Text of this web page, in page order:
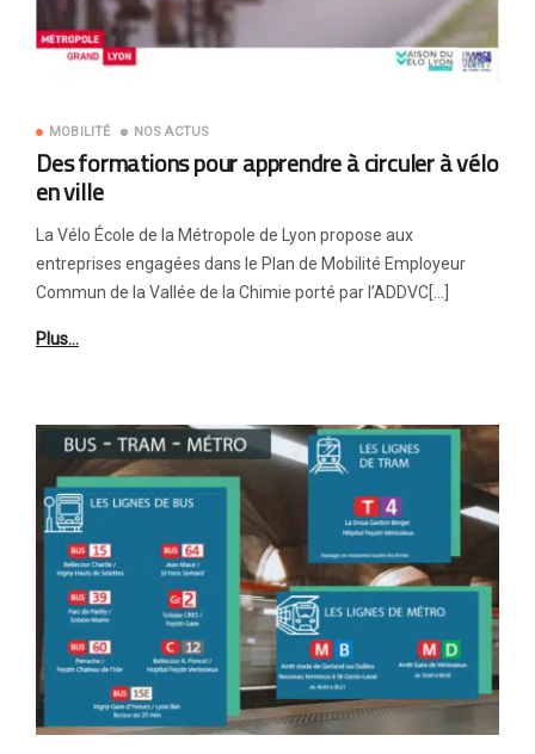
MOBILITÉ NOS ACTUS
Des formations pour apprendre à circuler à vélo
en ville
La Vélo École de la Métropole de Lyon propose aux
entreprises engagées dans le Plan de Mobilité Employeur
Commun de la Vallée de la Chimie porté par l’ADDVC[…]
Plus…